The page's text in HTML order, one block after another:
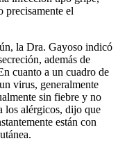
precisamente el
la Dra. Gayoso indicó
además de
cuanto a un cuadro de
virus, generalmente
sin fiebre y no
los alérgicos, dijo que
están con